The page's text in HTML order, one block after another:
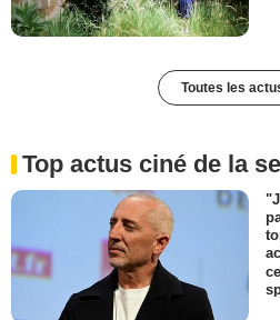
Toutes les
Top actus ciné de la